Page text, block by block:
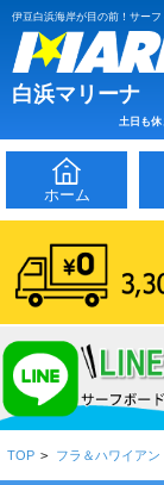
伊豆白浜海岸が目の前！サー
白浜マリーナ
土日も
ホーム
TOP > フラ＆ハワイアン